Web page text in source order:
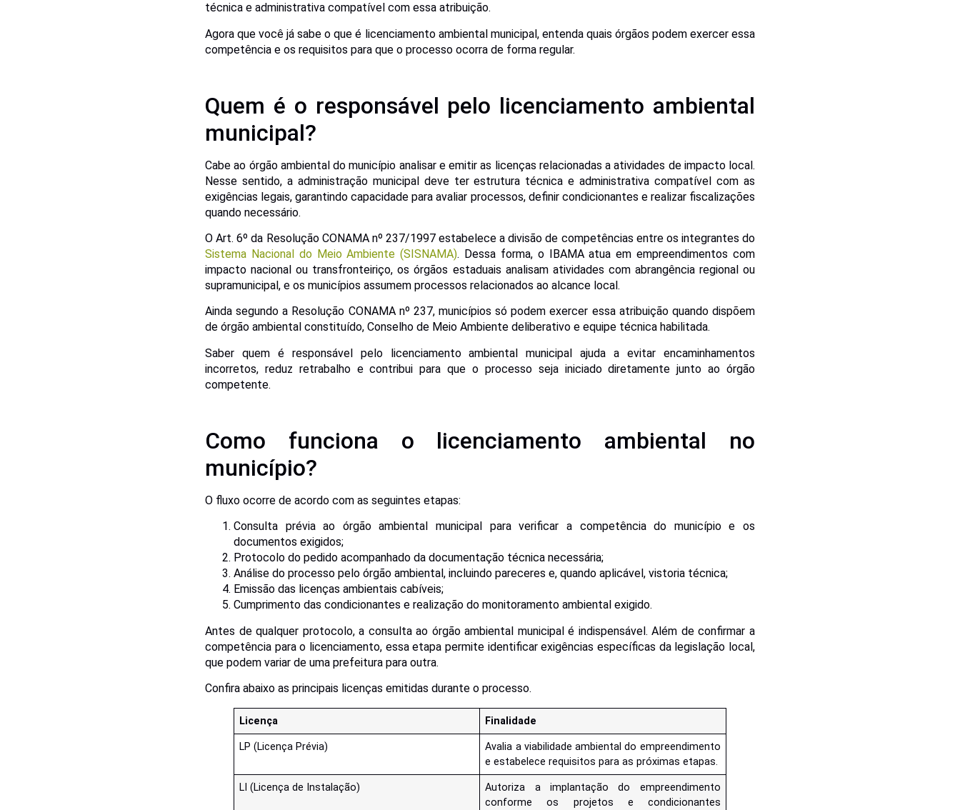
técnica e administrativa compatível com essa atribuição.
Agora que você já sabe o que é licenciamento ambiental municipal, entenda quais órgãos podem exercer essa
competência e os requisitos para que o processo ocorra de forma regular.
Quem é o responsável pelo licenciamento ambiental
municipal?
Cabe ao órgão ambiental do município analisar e emitir as licenças relacionadas a atividades de impacto local.
Nesse sentido, a administração municipal deve ter estrutura técnica e administrativa compatível com as
exigências legais, garantindo capacidade para avaliar processos, definir condicionantes e realizar fiscalizações
quando necessário.
O Art. 6º da Resolução CONAMA nº 237/1997 estabelece a divisão de competências entre os integrantes do
Sistema Nacional do Meio Ambiente (SISNAMA). Dessa forma, o IBAMA atua em empreendimentos com
impacto nacional ou transfronteiriço, os órgãos estaduais analisam atividades com abrangência regional ou
supramunicipal, e os municípios assumem processos relacionados ao alcance local.
Ainda segundo a Resolução CONAMA nº 237, municípios só podem exercer essa atribuição quando dispõem
de órgão ambiental constituído, Conselho de Meio Ambiente deliberativo e equipe técnica habilitada.
Saber quem é responsável pelo licenciamento ambiental municipal ajuda a evitar encaminhamentos
incorretos, reduz retrabalho e contribui para que o processo seja iniciado diretamente junto ao órgão
competente.
Como funciona o licenciamento ambiental no
município?
O fluxo ocorre de acordo com as seguintes etapas:
Consulta prévia ao órgão ambiental municipal para verificar a competência do município e os
documentos exigidos;
Protocolo do pedido acompanhado da documentação técnica necessária;
Análise do processo pelo órgão ambiental, incluindo pareceres e, quando aplicável, vistoria técnica;
Emissão das licenças ambientais cabíveis;
Cumprimento das condicionantes e realização do monitoramento ambiental exigido.
Antes de qualquer protocolo, a consulta ao órgão ambiental municipal é indispensável. Além de confirmar a
competência para o licenciamento, essa etapa permite identificar exigências específicas da legislação local,
que podem variar de uma prefeitura para outra.
Confira abaixo as principais licenças emitidas durante o processo.
Licença Finalidade
LP (Licença Prévia)
Avalia a viabilidade ambiental do empreendimento
e estabelece requisitos para as próximas etapas.
LI (Licença de Instalação)
Autoriza a implantação do empreendimento
conforme os projetos e condicionantes